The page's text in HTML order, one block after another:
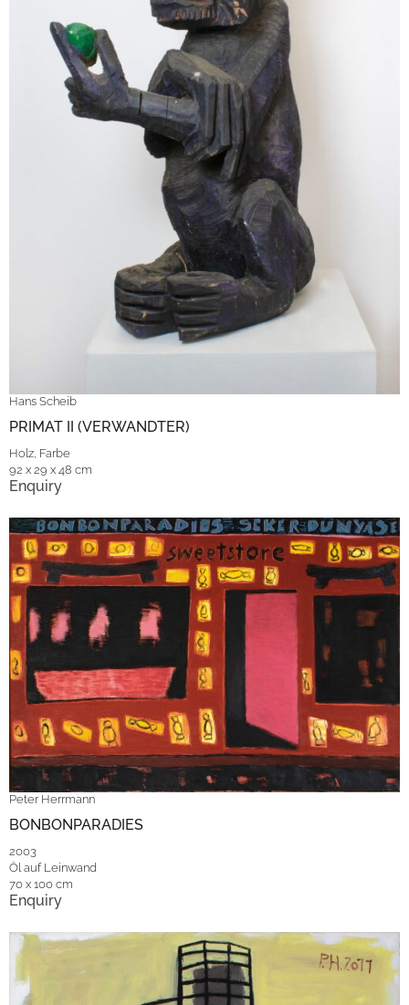
Hans Scheib
PRIMAT II (VERWANDTER)
Holz, Farbe
92 x 29 x 48 cm
Enquiry
Peter Herrmann
BONBONPARADIES
2003
Öl auf Leinwand
70 x 100 cm
Enquiry